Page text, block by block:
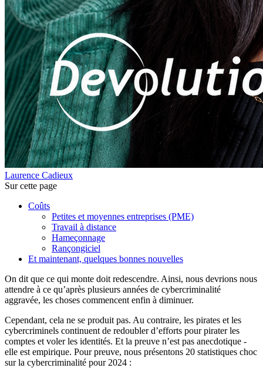
Laurence Cadieux
Sur cette page
Coûts
Petites et moyennes entreprises (PME)
Travail à distance
Hameçonnage
Rançongiciel
Et maintenant, quelques bonnes nouvelles
On dit que ce qui monte doit redescendre. Ainsi, nous devrions nous
attendre à ce qu’après plusieurs années de cybercriminalité
aggravée, les choses commencent enfin à diminuer.
Cependant, cela ne se produit pas. Au contraire, les pirates et les
cybercriminels continuent de redoubler d’efforts pour pirater les
comptes et voler les identités. Et la preuve n’est pas anecdotique -
elle est empirique. Pour preuve, nous présentons 20 statistiques choc
sur la cybercriminalité pour 2024 :